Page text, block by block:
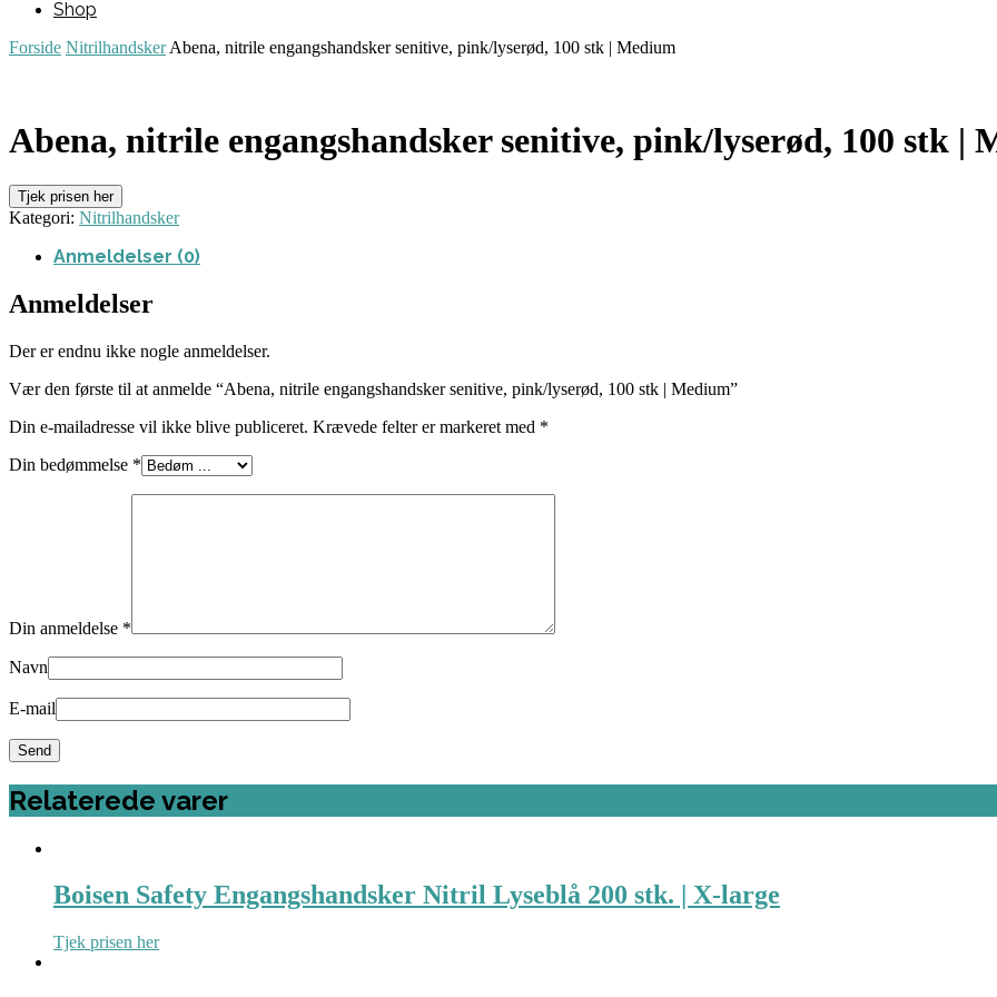
Shop
Forside Nitrilhandsker Abena, nitrile engangshandsker senitive, pink/lyserød, 100 stk | Medium
Abena, nitrile engangshandsker senitive, pink/lyserød, 100 stk |
Tjek prisen her
Kategori: Nitrilhandsker
Anmeldelser (0)
Anmeldelser
Der er endnu ikke nogle anmeldelser.
Vær den første til at anmelde “Abena, nitrile engangshandsker senitive, pink/lyserød, 100 stk | Medium”
Din e-mailadresse vil ikke blive publiceret. Krævede felter er markeret med *
Din bedømmelse *
Din anmeldelse *
Navn
E-mail
Relaterede varer
Boisen Safety Engangshandsker Nitril Lyseblå 200 stk. | X-large
Tjek prisen her